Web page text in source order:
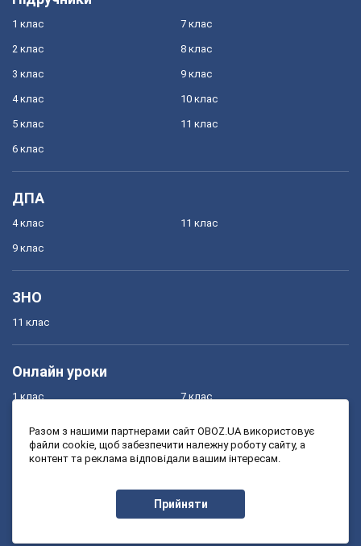
1 клас
2 клас
3 клас
4 клас
5 клас
6 клас
7 клас
8 клас
9 клас
10 клас
11 клас
ДПА
4 клас
9 клас
11 клас
ЗНО
11 клас
Онлайн уроки
1 клас
3 клас
7 клас
9 клас
Разом з нашими партнерами сайт OBOZ.UA використовує
файли cookie, щоб забезпечити належну роботу сайту, а
контент та реклама відповідали вашим інтересам.
Прийняти